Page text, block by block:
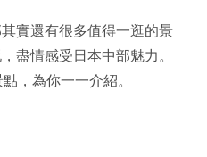
實還有很多值得一逛的景
盡情感受日本中部魅力。
，為你一一介紹。